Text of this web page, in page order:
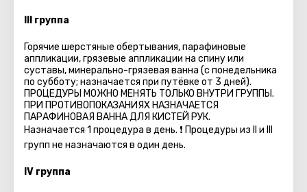
III группа
Горячие шерстяные обертывания, парафиновые
аппликации, грязевые аппликации на спину или
суставы, минерально-грязевая ванна (с понедельника
по субботу; назначается при путёвке от 3 дней).
ПРОЦЕДУРЫ МОЖНО МЕНЯТЬ ТОЛЬКО ВНУТРИ ГРУППЫ.
ПРИ ПРОТИВОПОКАЗАНИЯХ НАЗНАЧАЕТСЯ
ПАРАФИНОВАЯ ВАННА ДЛЯ КИСТЕЙ РУК.
Назначается 1 процедура в день. ❗ Процедуры из II и III
групп не назначаются в один день.
IV группа